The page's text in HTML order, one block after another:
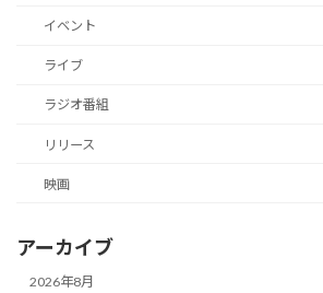
イベント
ライブ
ラジオ番組
リリース
映画
アーカイブ
2026年8月